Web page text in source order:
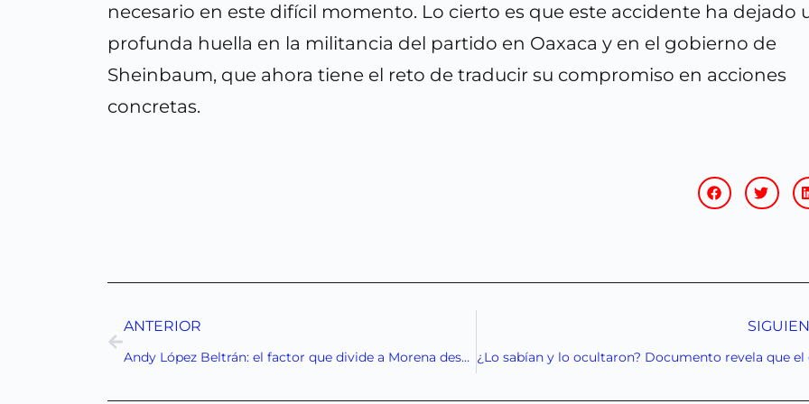
necesario en este difícil momento. Lo cierto es que este accidente ha dejado
profunda huella en la militancia del partido en Oaxaca y en el gobierno de
Sheinbaum, que ahora tiene el reto de traducir su compromiso en acciones
concretas.
ANTERIOR
Andy López Beltrán: el factor que divide a Morena desde dentro